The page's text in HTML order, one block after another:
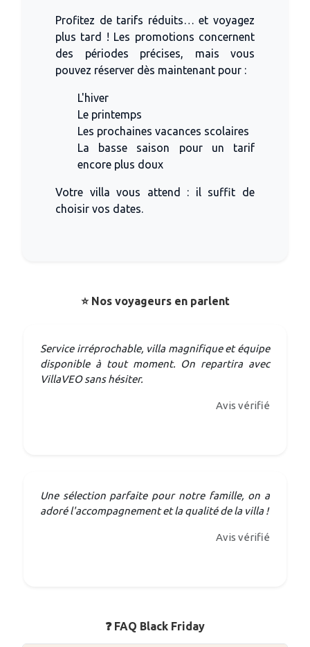
Profitez de tarifs réduits… et voyagez
plus tard ! Les promotions concernent
des périodes précises, mais vous
pouvez réserver dès maintenant pour :
L'hiver
Le printemps
Les prochaines vacances scolaires
La basse saison pour un tarif
encore plus doux
Votre villa vous attend : il suffit de
choisir vos dates.
⭐️ Nos voyageurs en parlent
Service irréprochable, villa magnifique et équipe
disponible à tout moment. On repartira avec
VillaVEO sans hésiter.
Avis vérifié
Une sélection parfaite pour notre famille, on a
adoré l'accompagnement et la qualité de la villa !
Avis vérifié
❓ FAQ Black Friday